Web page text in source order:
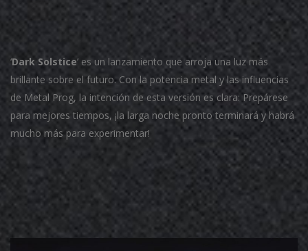
‘Dark Solstice’ es un lanzamiento que arroja una luz más
brillante sobre el futuro. Con la potencia metal y las influencias
de Metal Prog, la intención de esta versión es clara: Prepárese
para mejores tiempos, ¡la larga noche pronto terminará y habrá
mucho más para experimentar!